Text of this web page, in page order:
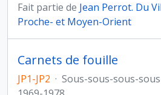
Fait partie de Jean Perrot. Du
Proche- et Moyen-Orient
Carnets de fouille
JP1-JP2 · Sous-sous-sous-